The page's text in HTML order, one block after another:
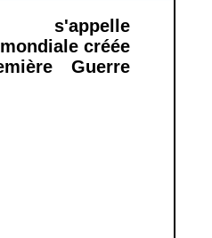
s'appelle
créée
Guerre